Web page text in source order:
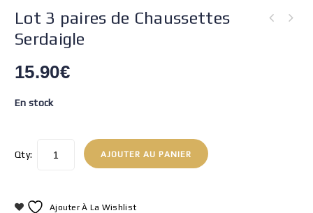
Lot 3 paires de Chaussettes
Serdaigle
15.90€
En stock
Qty: AJOUTER AU PANIER
Ajouter À La Wishlist